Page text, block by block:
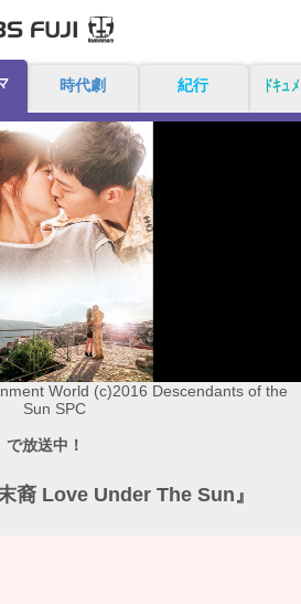
時代劇 紀行 ドキュ
World (c)2016 Descendants of the
Sun SPC
で放送中！
裔 Love Under The Sun』